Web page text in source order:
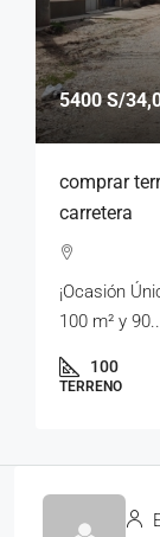
5400S/
comprar
carretera
¡Ocasión
100 m² y
100
TERRENO